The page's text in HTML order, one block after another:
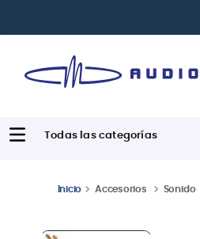
Accesorios Sonido